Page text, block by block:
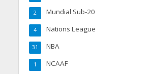
Mundial Sub-20
2
Nations League
4
NBA
31
NCAAF
1